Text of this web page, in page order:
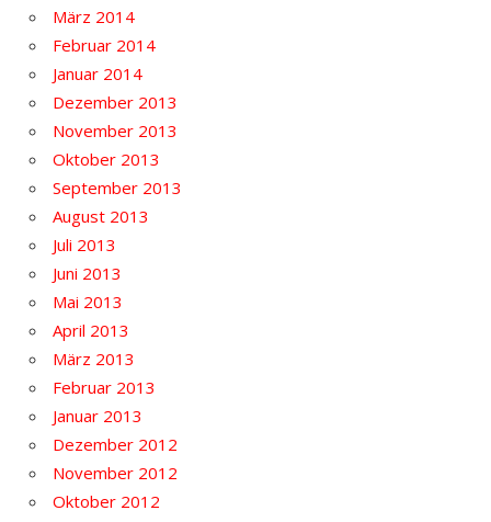
März 2014
Februar 2014
Januar 2014
Dezember 2013
November 2013
Oktober 2013
September 2013
August 2013
Juli 2013
Juni 2013
Mai 2013
April 2013
März 2013
Februar 2013
Januar 2013
Dezember 2012
November 2012
Oktober 2012